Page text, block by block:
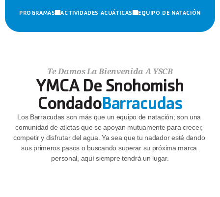
PROGRAMAS ACTIVIDADES ACUÁTICAS EQUIPO DE NATACIÓN
Te Damos La Bienvenida A YSCB
YMCA De Snohomish
CondadoBarracudas
Los Barracudas son más que un equipo de natación; son una
comunidad de atletas que se apoyan mutuamente para crecer,
competir y disfrutar del agua. Ya sea que tu nadador esté dando
sus primeros pasos o buscando superar su próxima marca
personal, aquí siempre tendrá un lugar.